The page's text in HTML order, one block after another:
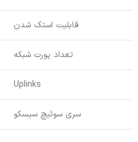
قابلیت استک شدن
تعداد پورت شبکه
Uplinks
سری سوئیچ سیسکو